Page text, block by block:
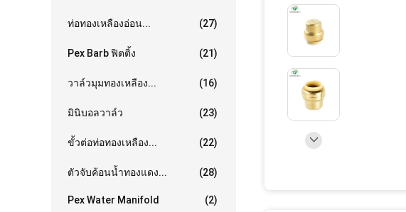
ท่อทองเหลืองอ่อน... (27)
Pex Barb ฟิตติ้ง (21)
วาล์วมุมทองเหลือง... (16)
มินิบอลวาล์ว (23)
ขั้วต่อท่อทองเหลือง... (22)
ตัวจับค้อนน้ำทองแดง... (28)
Pex Water Manifold (2)